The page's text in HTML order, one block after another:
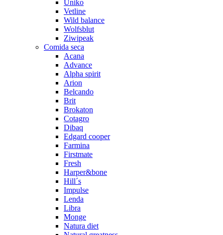
Úniko
Vetline
Wild balance
Wolfsblut
Ziwipeak
Comida seca
Acana
Advance
Alpha spirit
Arion
Belcando
Brit
Brokaton
Cotagro
Dibaq
Edgard cooper
Farmina
Firstmate
Fresh
Harper&bone
Hill´s
Impulse
Lenda
Libra
Monge
Natura diet